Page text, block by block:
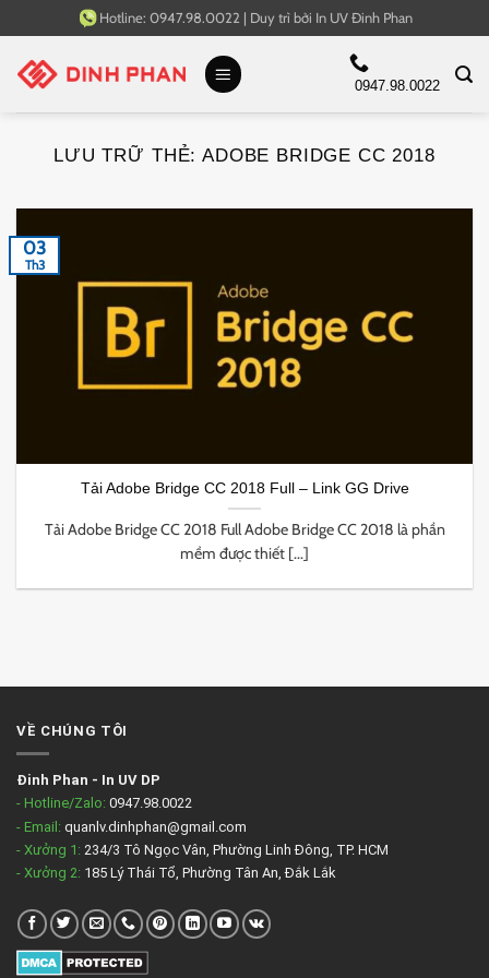
qua
nội
Hotline: 0947.98.0022 | Duy trì bởi In UV Đinh Phan
0947.98.0022
LƯU TRỮ THẺ:ADOBE BRIDGE CC 2018
Tải Adobe Bridge CC 2018 Full – Link GG Drive
Tải Adobe Bridge CC 2018 Full Adobe Bridge CC 2018 là phần
mềm được thiết [...]
03
Th3
VỀ CHÚNG TÔI
Đinh Phan - In UV DP
- Hotline/Zalo: 0947.98.0022
- Email: quanlv.dinhphan@gmail.com
- Xưởng 1: 234/3 Tô Ngọc Vân, Phường Linh Đông, TP. HCM
- Xưởng 2: 185 Lý Thái Tổ, Phường Tân An, Đắk Lắk